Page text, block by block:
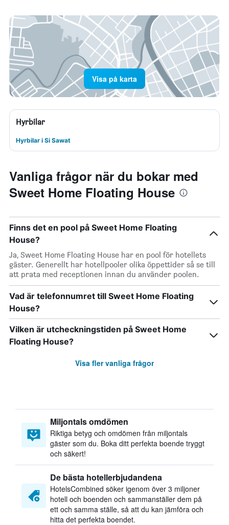
Visa på karta
Hyrbilar
Hyrbilar i Si Sawat
Vanliga frågor när du bokar med
Sweet Home Floating House
Finns det en pool på Sweet Home Floating
House?
Ja, Sweet Home Floating House har en pool för hotellets
gäster. Generellt har hotellpooler olika öppettider så se till
att prata med receptionen innan du använder poolen.
Vad är telefonnumret till Sweet Home Floating
House?
Vilken är utcheckningstiden på Sweet Home
Floating House?
Visa fler vanliga frågor
Miljontals omdömen
Riktiga betyg och omdömen från miljontals
gäster som du. Boka ditt perfekta boende tryggt
och säkert!
De bästa hotellerbjudandena
HotelsCombined söker igenom över 3 miljoner
hotell och boenden och sammanställer dem på
ett och samma ställe, så att du kan jämföra och
hitta det perfekta boendet.